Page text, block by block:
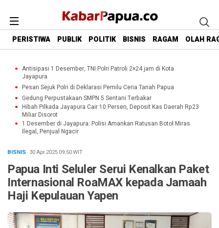
PERISTIWA PUBLIK POLITIK BISNIS RAGAM OLAH
Antisipasi 1 Desember, TNI Polri Patroli 2×24 jam di Kota
Jayapura
Pesan Sejuk Polri di Deklarasi Pemilu Ceria Tanah Papua
Gedung Perpustakaan SMPN 5 Sentani Terbakar
Hibah Pilkada Jayapura Cair 10 Persen, Deposit Kas Daerah Rp23
Miliar Disorot
1 Desember di Jayapura: Polisi Amankan Ratusan Botol Miras
Ilegal, Penjual Ngacir
BISNIS· 30 Apr 202509:50WIT
Papua Inti Seluler Serui Kenalkan Paket
Internasional RoaMAX kepada Jamaah
Haji Kepulauan Yapen